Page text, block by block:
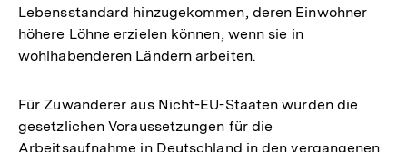
Lebensstandard hinzugekommen, deren Einwohner
höhere Löhne erzielen können, wenn sie in
wohlhabenderen Ländern arbeiten.
Für Zuwanderer aus Nicht-EU-Staaten wurden die
gesetzlichen Voraussetzungen für die
Arbeitsaufnahme in Deutschland in den vergangenen